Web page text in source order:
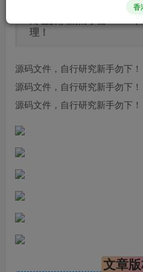
【天地决龙将-前后端全
理！
源码文件，自行研究新手勿下！
源码文件，自行研究新手勿下！
源码文件，自行研究新手勿下！
文章
香